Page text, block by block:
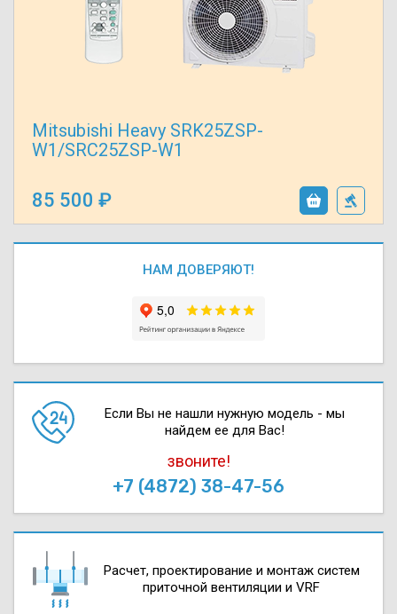
Mitsubishi Heavy SRK25ZSP-
W1/SRC25ZSP-W1
85 500
НАМ ДОВЕРЯЮТ!
Если Вы не нашли нужную модель - мы
найдем ее для Вас!
звоните!
+7 (4872) 38-47-56
Расчет, проектирова­ние и монтаж систем
приточной вентиляции и VRF